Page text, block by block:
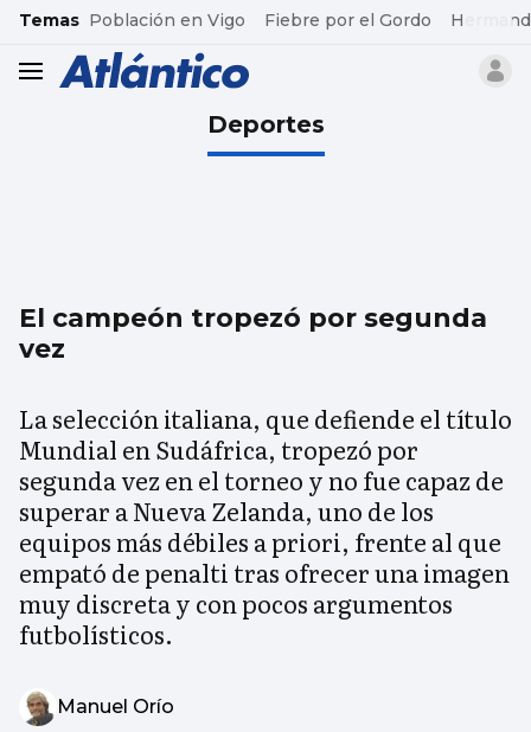
common.go-to-content
Temas Población en Vigo Fiebre por el Gordo
header.menu.open
Deportes
El campeón tropezó por segunda
vez
La selección italiana, que defiende el título
Mundial en Sudáfrica, tropezó por
segunda vez en el torneo y no fue capaz de
superar a Nueva Zelanda, uno de los
equipos más débiles a priori, frente al que
empató de penalti tras ofrecer una imagen
muy discreta y con pocos argumentos
futbolísticos.
Manuel Orío